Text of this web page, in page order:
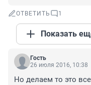
ОТВЕТИТЬ 1
Показать
Гость
26 июля 2016, 10:38
Но делаем то это